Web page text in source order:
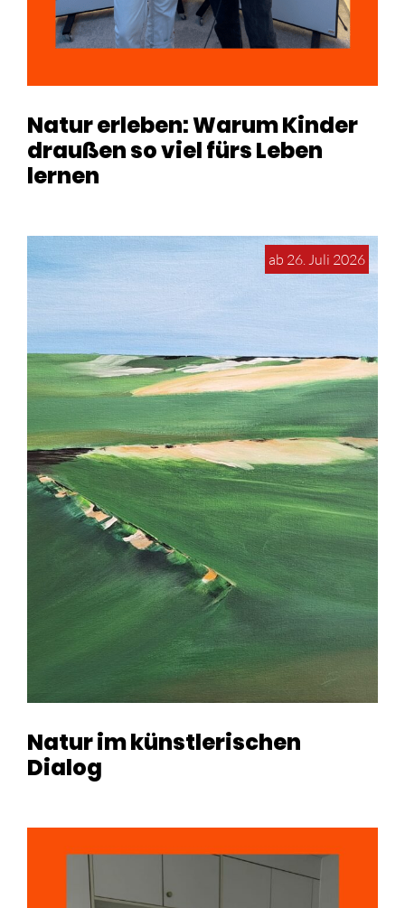
Natur erleben: Warum Kinder
draußen so viel fürs Leben
lernen
ab 26. Juli 2026
Natur im künstlerischen
Dialog